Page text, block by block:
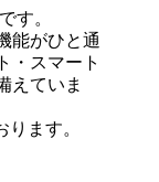
す。
能がひと通
・スマート
えていま
ます。